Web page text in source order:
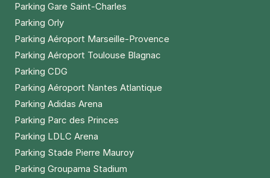
Parking Gare Saint-Charles
Parking Orly
Parking Aéroport Marseille-Provence
Parking Aéroport Toulouse Blagnac
Parking CDG
Parking Aéroport Nantes Atlantique
Parking Adidas Arena
Parking Parc des Princes
Parking LDLC Arena
Parking Stade Pierre Mauroy
Parking Groupama Stadium